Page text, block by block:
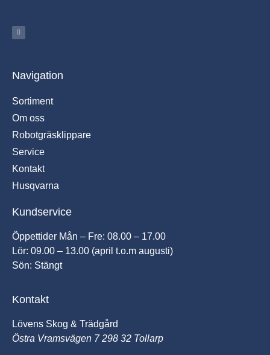
Navigation
Sortiment
Om oss
Robotgräsklippare
Service
Kontakt
Husqvarna
Kundservice
Öppettider Mån – Fre: 08.00 – 17.00
Lör: 09.00 – 13.00 (april t.o.m augusti)
Sön: Stängt
Kontakt
Lövens Skog & Trädgård
Östra Vramsvägen 7 298 32 Tollarp